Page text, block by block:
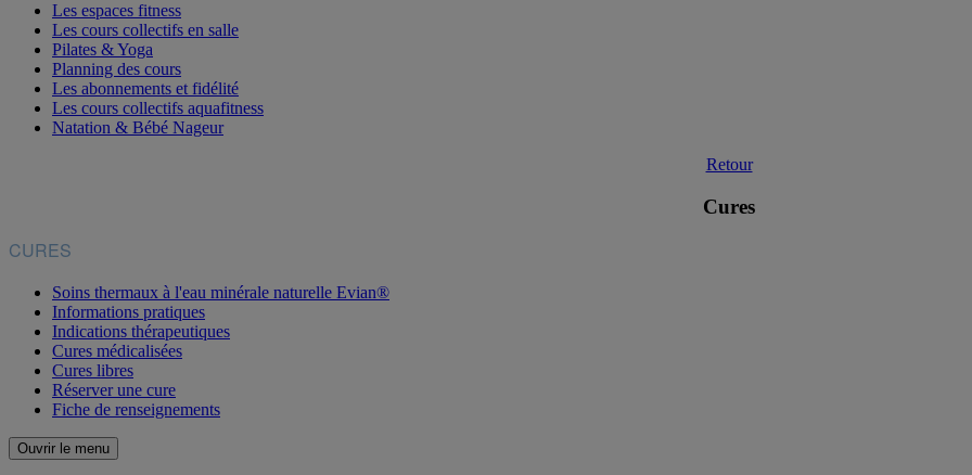
Les espaces fitness
Les cours collectifs en salle
Pilates & Yoga
Planning des cours
Les abonnements et fidélité
Les cours collectifs aquafitness
Natation & Bébé Nageur
Retour
Cures
CURES
Soins thermaux à l'eau minérale naturelle Evian®
Informations pratiques
Indications thérapeutiques
Cures médicalisées
Cures libres
Réserver une cure
Fiche de renseignements
Ouvrir le menu